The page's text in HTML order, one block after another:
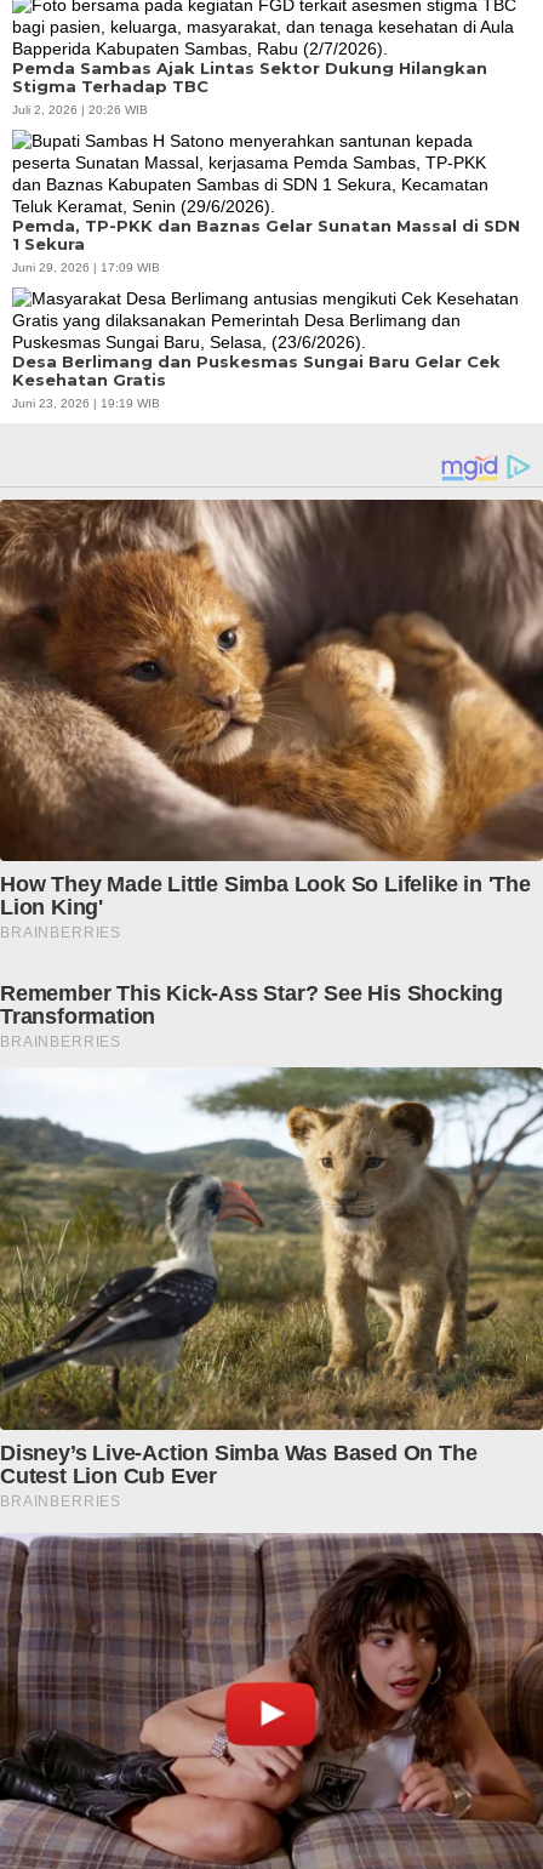
Pemda Sambas Ajak Lintas Sektor Dukung Hilangkan
Stigma Terhadap TBC
Juli 2, 2026 | 20:26 WIB
Pemda, TP-PKK dan Baznas Gelar Sunatan Massal di SDN
1 Sekura
Juni 29, 2026 | 17:09 WIB
Desa Berlimang dan Puskesmas Sungai Baru Gelar Cek
Kesehatan Gratis
Juni 23, 2026 | 19:19 WIB